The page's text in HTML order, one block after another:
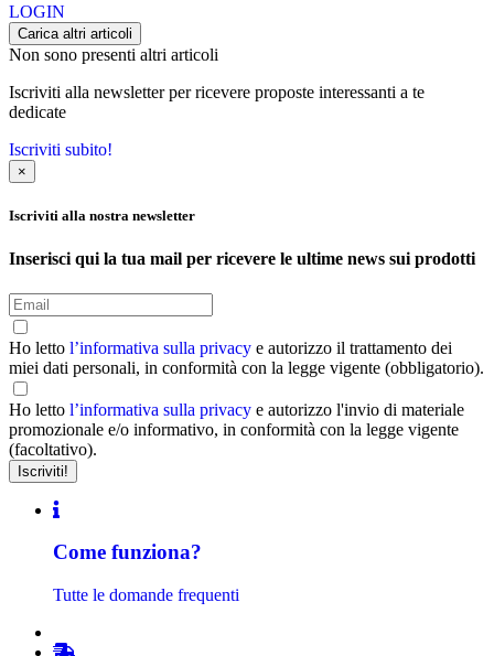
LOGIN
Carica altri articoli
Non sono presenti altri articoli
Iscriviti alla newsletter per ricevere proposte interessanti a te
dedicate
Iscriviti subito!
×
Iscriviti alla nostra newsletter
Inserisci qui la tua mail per ricevere le ultime news sui prodotti
Ho letto l’informativa sulla privacy e autorizzo il trattamento dei
miei dati personali, in conformità con la legge vigente (obbligatorio).
Ho letto l’informativa sulla privacy e autorizzo l'invio di materiale
promozionale e/o informativo, in conformità con la legge vigente
(facoltativo).
Come funziona?
Tutte le domande frequenti